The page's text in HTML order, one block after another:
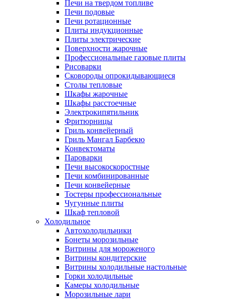
Печи на твердом топливе
Печи подовые
Печи ротационные
Плиты индукционные
Плиты электрические
Поверхности жарочные
Профессиональные газовые плиты
Рисоварки
Сковороды опрокидывающиеся
Столы тепловые
Шкафы жарочные
Шкафы расстоечные
Электрокипятильник
Фритюрницы
Гриль конвейерный
Гриль Мангал Барбекю
Конвектоматы
Пароварки
Печи высокоскоростные
Печи комбинированные
Печи конвейерные
Тостеры профессиональные
Чугунные плиты
Шкаф тепловой
Холодильное
Автохолодильники
Бонеты морозильные
Витрины для мороженого
Витрины кондитерские
Витрины холодильные настольные
Горки холодильные
Камеры холодильные
Морозильные лари